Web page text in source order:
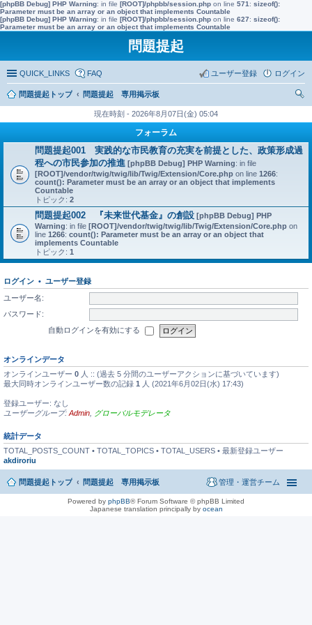
[phpBB Debug] PHP Warning: in file [ROOT]/phpbb/session.php on line 571 : sizeof():
Parameter must be an array or an object that implements Countable
[phpBB Debug] PHP Warning: in file [ROOT]/phpbb/session.php on line 627: sizeof():
Parameter must be an array or an object that implements Countable
問題提起
QUICK_LINKS FAQ ログイン
ユーザー登録
問題提起トップ
問題提起 専用掲示板
現在時刻 - 2026年8月07日(金) 05:04
フォーラム
問題提起001 実践的な市民教育の充実を前提とした、政策形成過
程への市民参加の推進 [phpBB Debug] PHP Warning: in file
[ROOT]/vendor/twig/twig/lib/Twig/Extension/Core.php on line 1266:
count(): Parameter must be an array or an object that implements
Countable
トピック: 2
問題提起002 『未来世代基金』の創設 [phpBB Debug] PHP
Warning: in file [ROOT]/vendor/twig/twig/lib/Twig/Extension/Core.php on
line 1266: count(): Parameter must be an array or an object that
implements Countable
トピック: 1
ログイン • ユーザー登録
ユーザー名:
パスワード:
自動ログインを有効にする
オンラインデータ
オンラインユーザー 0 人 :: (過去 5 分間のユーザーアクションに基づいています)
最大同時オンラインユーザー数の記録 1 人 (2021年6月02日(水) 17:43)
登録ユーザー: なし
ユーザーグループ: Admin グローバルモデレータ
統計データ
TOTAL_POSTS_COUNT • TOTAL_TOPICS • TOTAL_USERS • 最新登録ユーザー
akdiroriu
問題提起トップ 問題提起 専用掲示板 管理・運営チーム
Powered by phpBB® Forum Software © phpBB Limited
Japanese translation principally by ocean